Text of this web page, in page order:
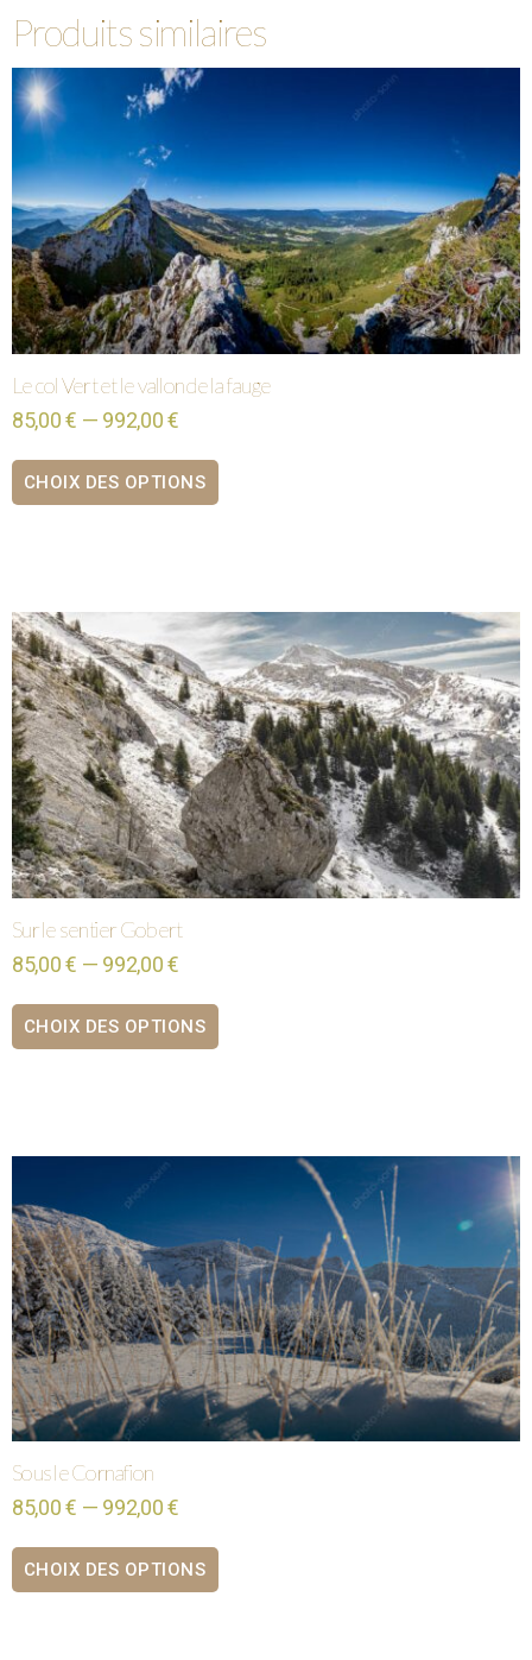
Produits similaires
Le col Vert et le vallon de la fauge
85,00 € — 992,00 €
CHOIX DES OPTIONS
Sur le sentier Gobert
85,00 € — 992,00 €
CHOIX DES OPTIONS
Sous le Cornafion
85,00 € — 992,00 €
CHOIX DES OPTIONS